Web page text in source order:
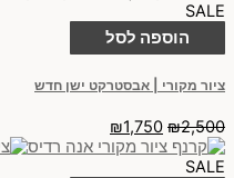
SALE
הוספה לסל
ציור מקורי | אבסטרקט ישן חדש
₪2,500
₪1,750
SALE